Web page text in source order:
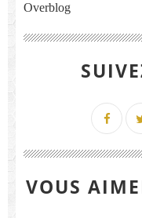
Overblog
VOUS